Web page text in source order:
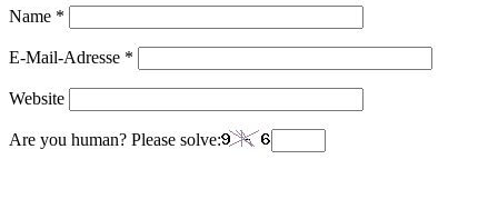
Name *
E-Mail-Adresse *
Website
Are you human? Please solve: